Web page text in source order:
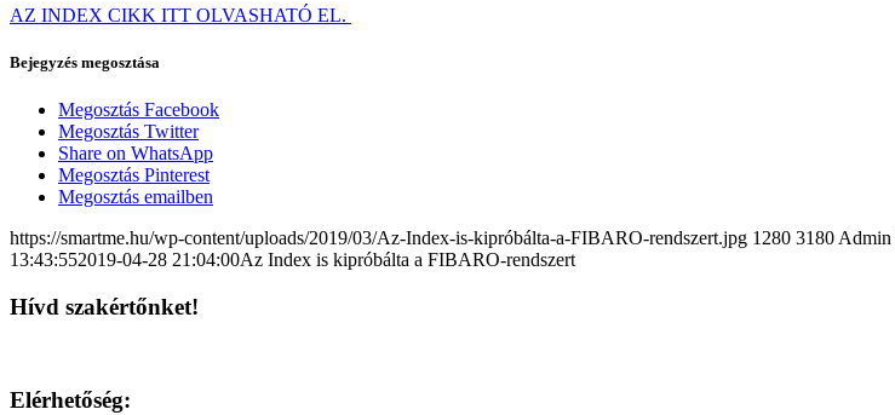
AZ INDEX CIKK ITT OLVASHATÓ EL.
Bejegyzés megosztása
Megosztás Facebook
Megosztás Twitter
Share on WhatsApp
Megosztás Pinterest
Megosztás emailben
https://smartme.hu/wp-content/uploads/2019/03/Az-Index-is-kipróbálta-a-FIBARO-rendszert.jpg 1280 3180 Admin
13:43:552019-04-28 21:04:00Az Index is kipróbálta a FIBARO-rendszert
Hívd szakértőnket!
Elérhetőség: